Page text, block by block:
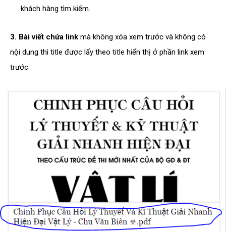
khách hàng tìm kiếm.
3. Bài viết chứa link mà không xóa xem trước và không có
nội dung thì title được lấy theo title hiển thị ở phần link xem
trước.